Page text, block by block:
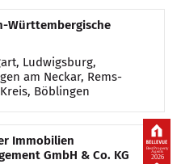
Württembergische
Ludwigsburg,
am Neckar, Rems-
Böblingen
Immobilien
GmbH & Co. KG
2026
Best Property
Agents